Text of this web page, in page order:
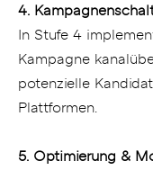
4.
In Stufe 4
Kampagne
potenzielle
Plattformen.
5. Optimierung &